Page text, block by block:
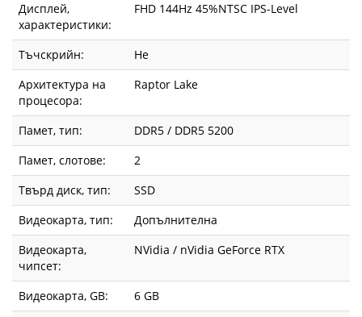
Дисплей,
характеристики:
FHD 144Hz 45%NTSC IPS-Level
Тъчскрийн:
Не
Архитектура на
процесора:
Raptor Lake
Памет, тип:
DDR5 / DDR5 5200
Памет, слотове:
2
Твърд диск, тип:
SSD
Видеокарта, тип:
Допълнителна
Видеокарта,
чипсет:
NVidia / nVidia GeForce RTX
Видеокарта, GВ:
6 GB